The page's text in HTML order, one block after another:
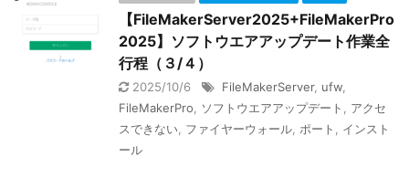
【FileMakerServer2025+FileMakerPro
2025】ソフトウエアアップデート作業全
行程（３/４）
2025/10/6 FileMakerServer, ufw
FileMakerPro
ソフトウエアアップデート
アクセ
スできない ファイヤーウォール ポート
インスト
ール